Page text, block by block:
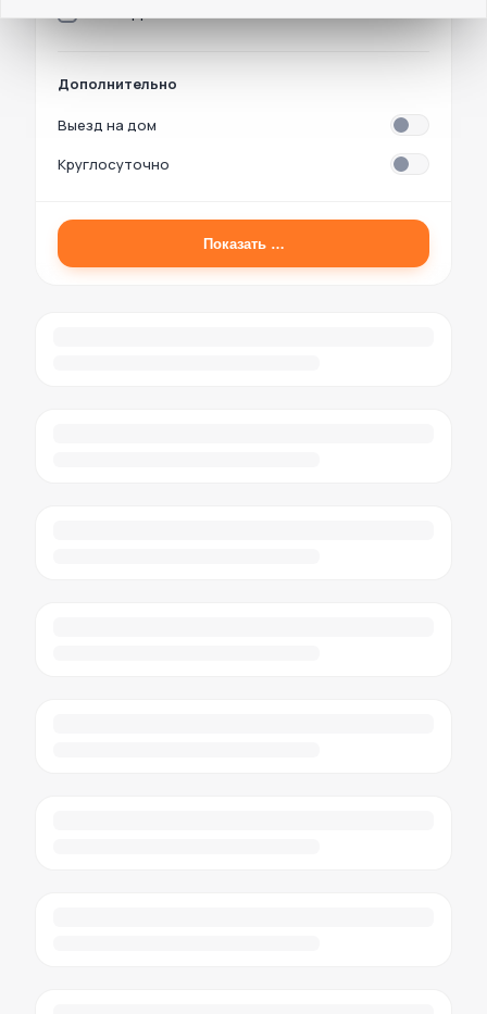
Дополнительно
Выезд на дом
Круглосуточно
Показать …